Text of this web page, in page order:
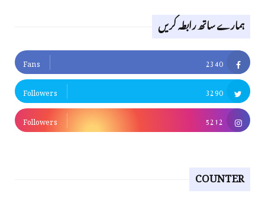
ہمارے ساتھ رابطہ کریں
2340
Fans
3290
Followers
5212
Followers
COUNTER